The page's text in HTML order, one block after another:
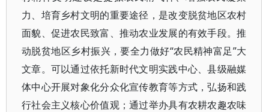
力、培育乡村文明的重要途径，是改变脱贫地区农村
面貌、促进农民致富、推动农业发展的有效手段。推
动脱贫地区乡村振兴，要全力做好“农民精神富足”大
文章。可以通过依托新时代文明实践中心、县级融媒
体中心开展对象化分众化宣传教育等方式，弘扬和践
行社会主义核心价值观；通过举办具有农耕农趣农味